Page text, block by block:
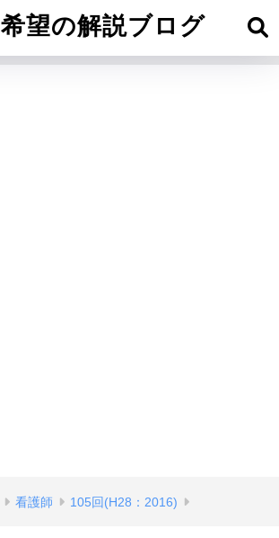
希望の解説ブログ
看護師 105回(H28：2016)